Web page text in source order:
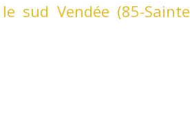
sud Vendée (85-Sainte